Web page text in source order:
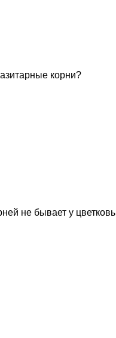
корни?
не бывает у